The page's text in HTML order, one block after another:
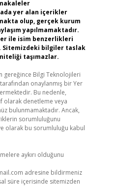
yer alan içerikler
olup, gerçek kurum
yapılmamaktadır.
ile isim benzerlikleri
Sitemizdeki bilgiler taslak
taşımazlar.
gereğince Bilgi Teknolojileri
onaylanmış bir Yer
Bu nedenle,
olarak denetleme veya
bulunmamaktadır. Ancak,
sorumluluğunu
olarak bu sorumluluğu kabul
aykırı olduğunu
adresine bildirmeniz
süre içerisinde sitemizden